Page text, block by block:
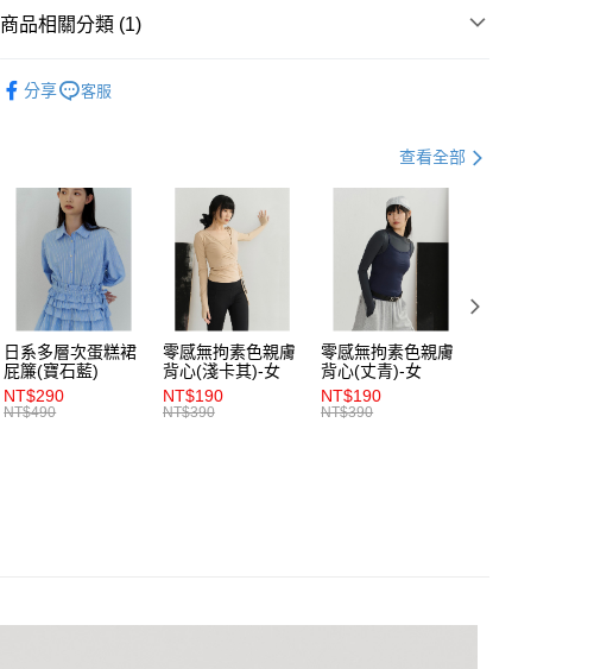
【「AFTEE先享後付」結帳流程】
１．於結帳方式選擇「AFTEE先享後付」後，將跳轉至「AFTEE先享後
２．訂單成立數日內，您將收到繳費通知簡訊。
３．收到繳費通知簡訊後14天內，點擊此簡訊中的連結，可透過四大超商
絡購買商品的店家。未經商家同意取消之訂單仍視為有效，需透過AFTEE
先享後付繳納相關費用。
※ 交易是否成功請以「AFTEE先享後付 」之結帳頁面顯示為準，若有關於
是否繳費成功／繳費後需取消欲退款等相關疑問，請聯繫「AFTEE先享後
付客戶支援中心」
https://netprotections.freshdesk.com/support/home
【注意事項】
１．透過由恩沛科技股份有限公司提供之「AFTEE先享後付」服務完成之
交易，需依本服務之必要範圍內提供個人資料，並將交易相關給付款項請
求債權轉讓予恩沛科技股份有限公司。
２．關於個人資料處理事宜，請瀏覽以下網址：
https://aftee.tw/terms/#terms3
３．未成年的使用者請事先徵得法定代理人或監護人之同意方可使用
每筆NT$80，滿NT$1,200(含以上)免運費
付款後全家取貨
每筆NT$80，滿NT$1,200(含以上)免運費
付款後萊爾富取貨
每筆NT$80，滿NT$1,200(含以上)免運費
7-11取貨付款
每筆NT$80，滿NT$1,200(含以上)免運費
付款後7-11取貨
每筆NT$80，滿NT$1,200(含以上)免運費
商品相關分類 (1)
分享
客服
查看全部
日系多層次蛋糕裙
屁簾(寶石藍)
NT$290
NT$490
零感無拘素色親膚
背心(淺卡其)-女
NT$190
NT$390
零感無拘素色親膚
背心(丈青)-女
NT$190
NT$390